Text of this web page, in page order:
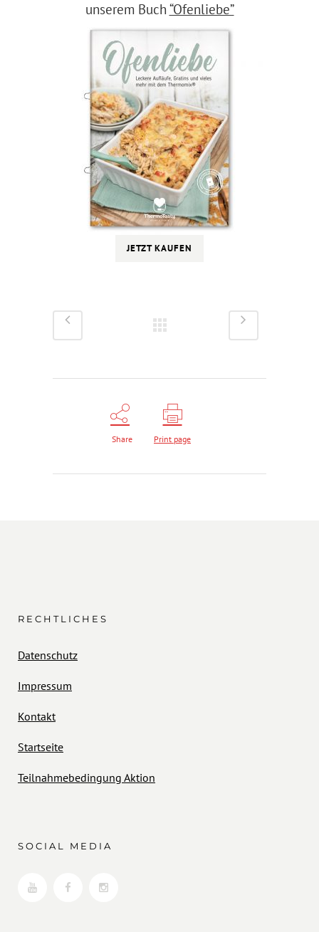
unserem Buch “Ofenliebe”
JETZT KAUFEN
Share Print page
RECHTLICHES
Datenschutz
Impressum
Kontakt
Startseite
Teilnahmebedingung Aktion
SOCIAL MEDIA